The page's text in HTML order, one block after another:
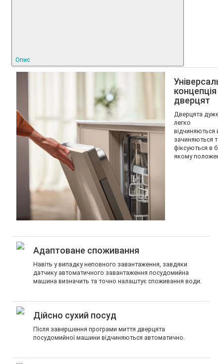
Опис
концепція
дверцят
Дверцята дуже
легко
відчиняються й
зачиняються та
фіксуються в
якому
Адаптоване споживання
Навіть у випадку неповного завантаження, завдяки
датчику автоматичного завантаження посудомийна
машина визначить та точно налаштує споживання води.
Дійсно сухий посуд
Після завершення програми миття дверцята
посудомийної машини відчиняються автоматично.